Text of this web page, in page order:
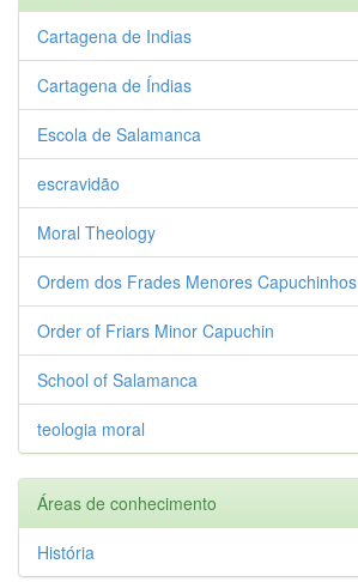
Cartagena de Indias
Cartagena de Índias
Escola de Salamanca
escravidão
Moral Theology
Ordem dos Frades Menores Capuchinhos
Order of Friars Minor Capuchin
School of Salamanca
teologia moral
Áreas de conhecimento
História